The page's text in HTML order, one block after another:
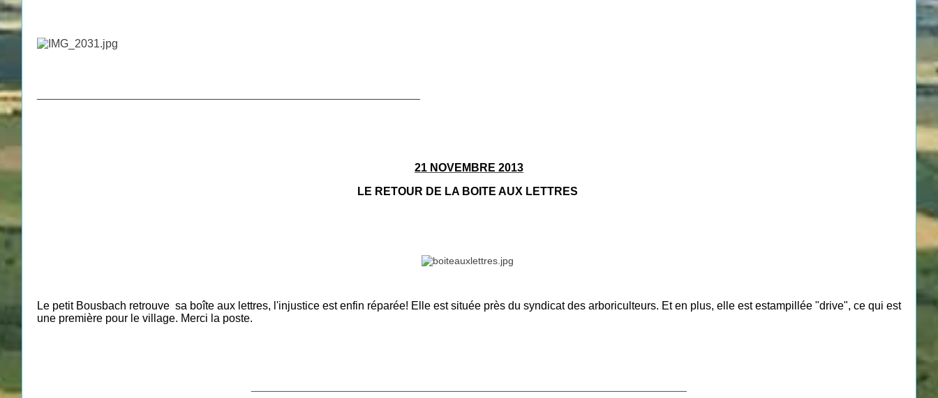
21 NOVEMBRE 2013
LE RETOUR DE LA BOITE AUX LETTRES
Le petit Bousbach retrouve sa boîte aux lettres, l'injustice est enfin réparée! Elle est située près du syndicat des arboriculteurs. Et en plus, elle est estampillée "drive", ce qui est
une première pour le village. Merci la poste.